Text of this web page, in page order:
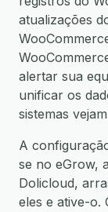
atualizações
alertar sua
unificar os
sistemas
A
se no eGrow,
Dolicloud,
eles e ative-o.